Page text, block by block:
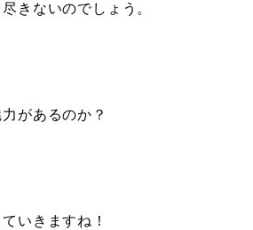
きないのでしょう。
があるのか？
いきますね！